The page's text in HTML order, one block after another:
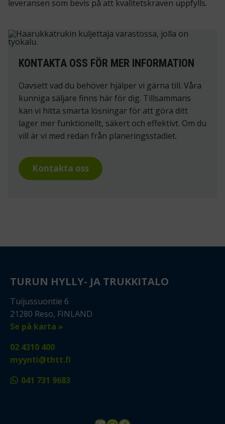
leveransen som bevis på att kvalitetskraven uppfylls.
KONTAKTA OSS FÖR MER INFORMATION
Oavsett vad du behöver hjälper vi gärna till. Våra
kunniga säljare finns här för dig. Tillsammans
kan vi hitta smarta lösningar för att göra ditt
lager mer funktionellt, säkert och effektivt. Om du
vill är vi med redan från planeringsstadiet.
Kontakta oss
TURUN HYLLY- JA TRUKKITALO
Tuijussuontie 6
21280 Reso, FINLAND
Se på karta »
02 4310 400
myynti@thtt.fi
041 731 9683